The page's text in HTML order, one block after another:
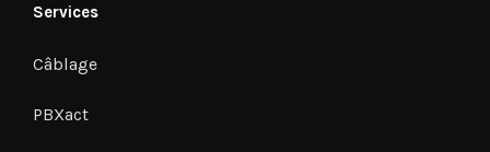
Services
Câblage
PBXact